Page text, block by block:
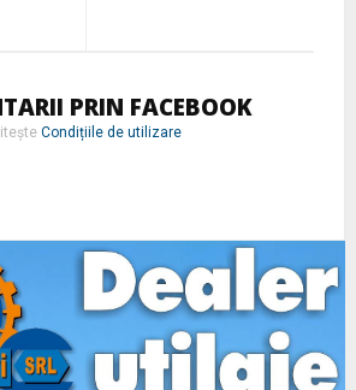
PRIN FACEBOOK
Condițiile de utilizare